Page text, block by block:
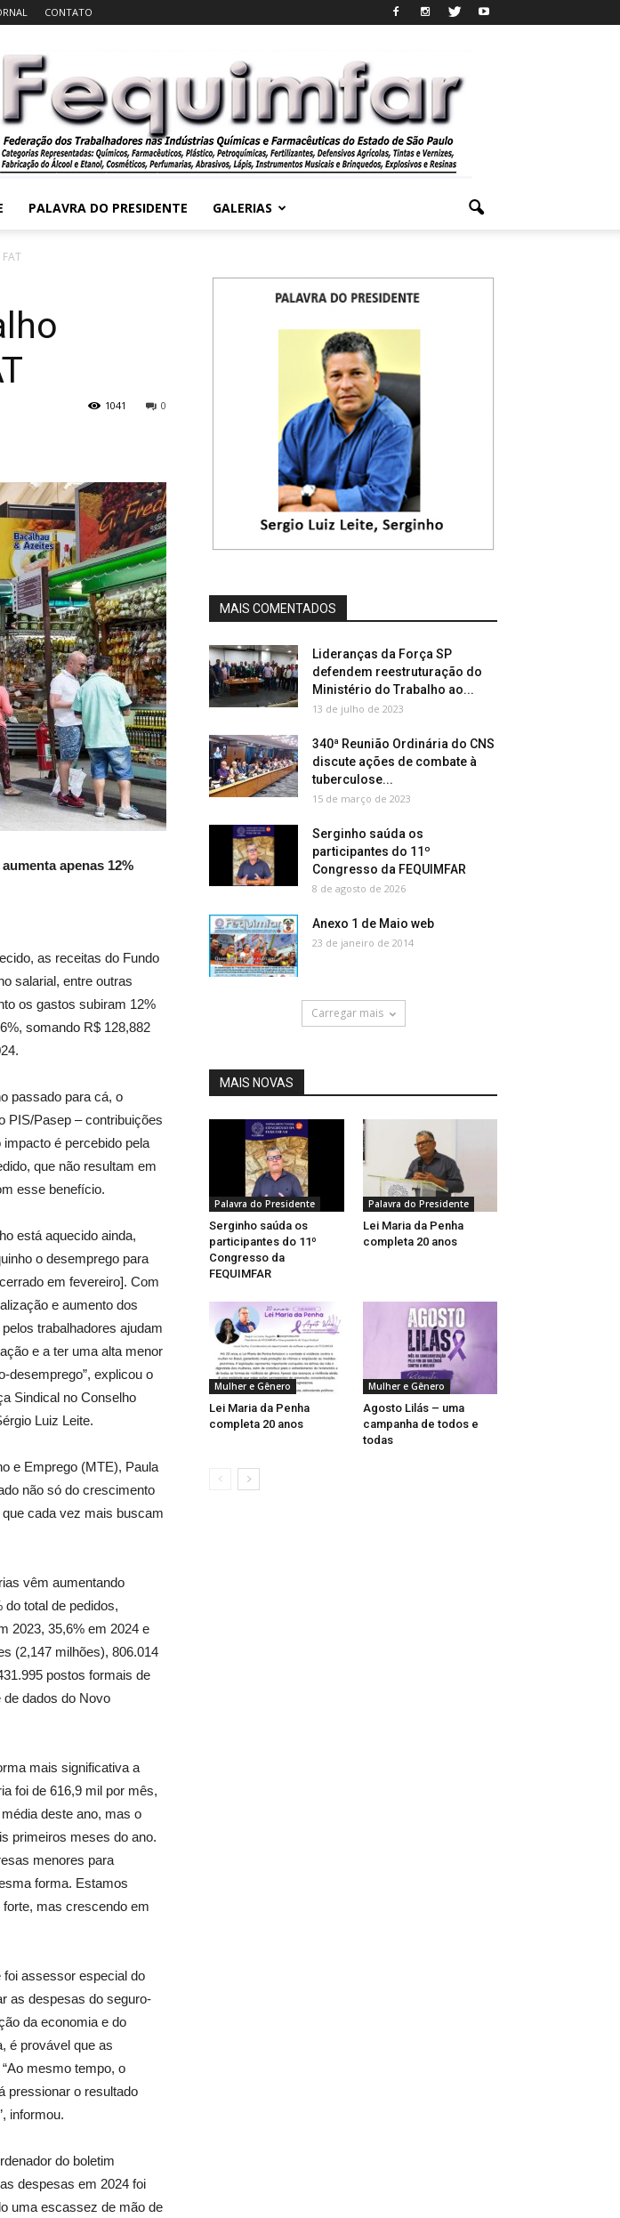
CONTATO
PALAVRA DO PRESIDENTE GALERIAS
0
1041
apenas 12%
as receitas do Fundo
salarial, entre outras
os gastos subiram 12%
somando R$ 128,882
passado para cá, o
PIS/Pasep – contribuições
é percebido pela
que não resultam em
esse benefício.
está aquecido ainda,
o desemprego para
em fevereiro]. Com
e aumento dos
trabalhadores ajudam
e a ter uma alta menor
desemprego”, explicou o
Sindical no Conselho
Luiz Leite.
e Emprego (MTE), Paula
não só do crescimento
cada vez mais buscam
vêm aumentando
total de pedidos,
2023, 35,6% em 2024 e
(2,147 milhões), 806.014
postos formais de
dados do Novo
mais significativa a
foi de 616,9 mil por mês,
deste ano, mas o
primeiros meses do ano.
menores para
forma. Estamos
mas crescendo em
foi assessor especial do
as despesas do seguro-
da economia e do
é provável que as
mesmo tempo, o
pressionar o resultado
informou.
do boletim
despesas em 2024 foi
uma escassez de mão de
MAIS COMENTADOS
Lideranças da Força SP
defendem reestruturação do
Ministério do Trabalho ao...
13 de julho de 2023
340ª Reunião Ordinária do CNS
discute ações de combate à
tuberculose...
15 de março de 2023
Serginho saúda os
participantes do 11º
Congresso da FEQUIMFAR
8 de agosto de 2026
Anexo 1 de Maio web
23 de janeiro de 2014
Carregar mais
MAIS NOVAS
Palavra do Presidente
Serginho saúda os
participantes do 11º
Congresso da
FEQUIMFAR
Palavra do Presidente
Lei Maria da Penha
completa 20 anos
Mulher e Gênero
Lei Maria da Penha
completa 20 anos
Mulher e Gênero
Agosto Lilás – uma
campanha de todos e
todas